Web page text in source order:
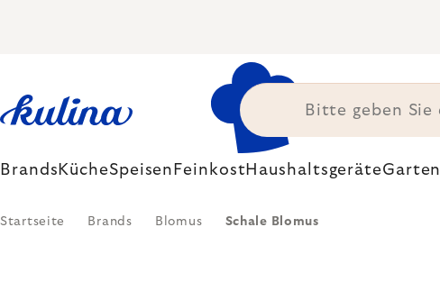
Brands KücheSpeisen FeinkostHaushaltsgeräteGarten
Startseite Brands Blomus Schale Blomus